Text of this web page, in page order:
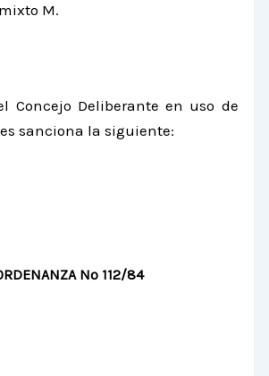
M.
Concejo Deliberante en uso de
sanciona la siguiente:
Nº 112/84